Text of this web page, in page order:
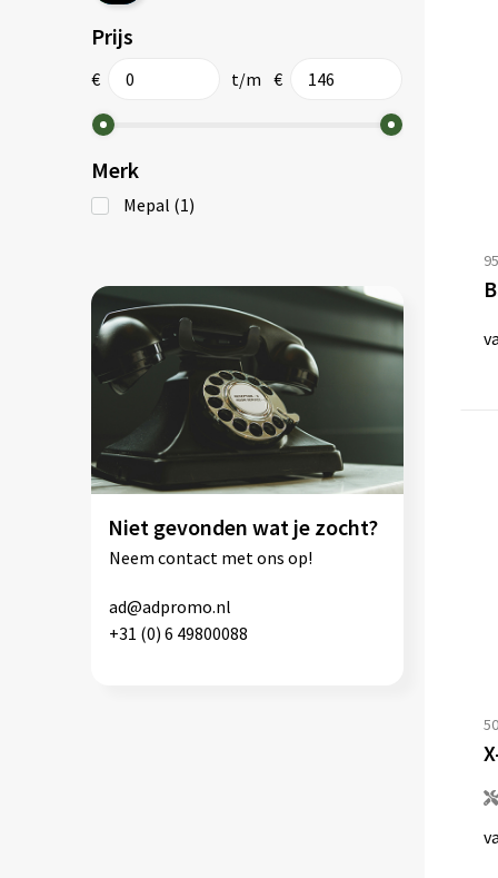
Prijs
€ t/m €
Merk
Mepal (1)
Niet gevonden wat je zocht?
Neem contact met ons op!
ad@adpromo.nl
+31 (0) 6 49800088